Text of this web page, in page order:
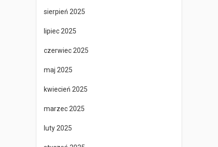
sierpień 2025
lipiec 2025
czerwiec 2025
maj 2025
kwiecień 2025
marzec 2025
luty 2025